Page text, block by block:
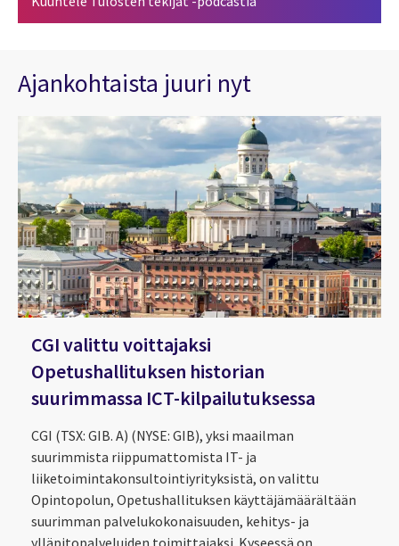
Ajankohtaista juuri nyt
CGI valittu voittajaksi
Opetushallituksen historian
suurimmassa ICT-kilpailutuksessa
CGI (TSX: GIB. A) (NYSE: GIB), yksi maailman
suurimmista riippumattomista IT- ja
liiketoimintakonsultointiyrityksistä, on valittu
Opintopolun, Opetushallituksen käyttäjämäärältään
suurimman palvelukokonaisuuden, kehitys- ja
ylläpitopalveluiden toimittajaksi. Kyseessä on